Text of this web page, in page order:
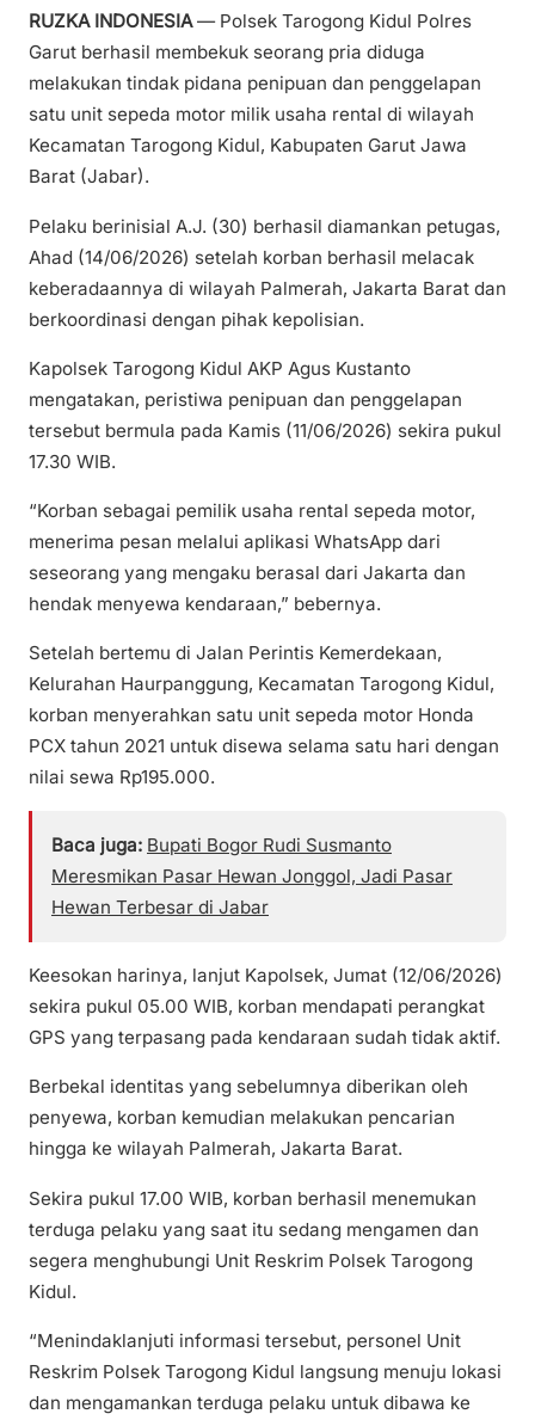
RUZKA INDONESIA— Polsek Tarogong Kidul Polres
Garut berhasil membekuk seorang pria diduga
melakukan tindak pidana penipuan dan penggelapan
satu unit sepeda motor milik usaha rental di wilayah
Kecamatan Tarogong Kidul, Kabupaten Garut Jawa
Barat (Jabar).
Pelaku berinisial A.J. (30) berhasil diamankan petugas,
Ahad (14/06/2026) setelah korban berhasil melacak
keberadaannya di wilayah Palmerah, Jakarta Barat dan
berkoordinasi dengan pihak kepolisian.
Kapolsek Tarogong Kidul AKP Agus Kustanto
mengatakan, peristiwa penipuan dan penggelapan
tersebut bermula pada Kamis (11/06/2026) sekira pukul
17.30 WIB.
“Korban sebagai pemilik usaha rental sepeda motor,
menerima pesan melalui aplikasi WhatsApp dari
seseorang yang mengaku berasal dari Jakarta dan
hendak menyewa kendaraan,” bebernya.
Setelah bertemu di Jalan Perintis Kemerdekaan,
Kelurahan Haurpanggung, Kecamatan Tarogong Kidul,
korban menyerahkan satu unit sepeda motor Honda
PCX tahun 2021 untuk disewa selama satu hari dengan
nilai sewa Rp195.000.
Baca juga: Bupati Bogor Rudi Susmanto
Meresmikan Pasar Hewan Jonggol, Jadi Pasar
Hewan Terbesar di Jabar
Keesokan harinya, lanjut Kapolsek, Jumat (12/06/2026)
sekira pukul 05.00 WIB, korban mendapati perangkat
GPS yang terpasang pada kendaraan sudah tidak aktif.
Berbekal identitas yang sebelumnya diberikan oleh
penyewa, korban kemudian melakukan pencarian
hingga ke wilayah Palmerah, Jakarta Barat.
Sekira pukul 17.00 WIB, korban berhasil menemukan
terduga pelaku yang saat itu sedang mengamen dan
segera menghubungi Unit Reskrim Polsek Tarogong
Kidul.
“Menindaklanjuti informasi tersebut, personel Unit
Reskrim Polsek Tarogong Kidul langsung menuju lokasi
dan mengamankan terduga pelaku untuk dibawa ke